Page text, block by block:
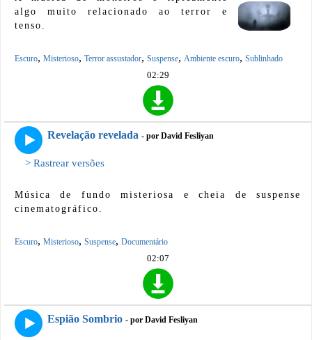
algo muito relacionado ao terror e
tenso.
Escuro, Misterioso, Terror assustador, Suspense, Ambiente escuro, Sublinhado
02:29
Revelação revelada - por David Fesliyan
> Rastrear versões
Música de fundo misteriosa e cheia de suspense
cinematográfico.
Escuro, Misterioso, Suspense, Documentário
02:07
Espião Sombrio - por David Fesliyan